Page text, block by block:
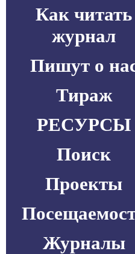
Как читать
журнал
Пишут о
Тираж
РЕСУРСЫ
Поиск
Проекты
Журналы